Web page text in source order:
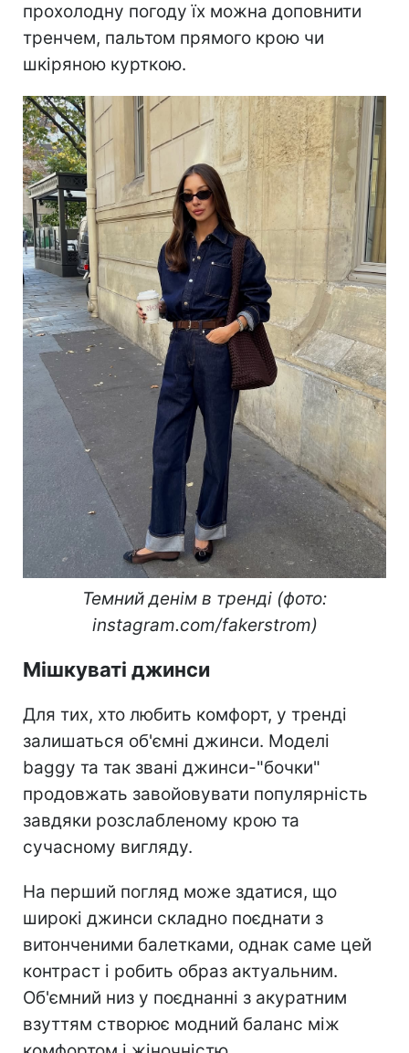
прохолодну погоду їх можна доповнити
тренчем, пальтом прямого крою чи
шкіряною курткою.
Темний денім в тренді (фото:
instagram.com/fakerstrom)
Мішкуваті джинси
Для тих, хто любить комфорт, у тренді
залишаться об'ємні джинси. Моделі
baggy та так звані джинси-"бочки"
продовжать завойовувати популярність
завдяки розслабленому крою та
сучасному вигляду.
На перший погляд може здатися, що
широкі джинси складно поєднати з
витонченими балетками, однак саме цей
контраст і робить образ актуальним.
Об'ємний низ у поєднанні з акуратним
взуттям створює модний баланс між